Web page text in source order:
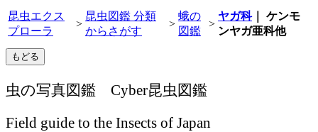
昆虫エクス
プローラ
>
昆虫図鑑 分類
からさがす
>
蛾の
図鑑
>
ヤガ科｜ ケンモ
ンヤガ亜科他
虫の写真図鑑 Cyber昆虫図鑑
Field guide to the Insects of Japan